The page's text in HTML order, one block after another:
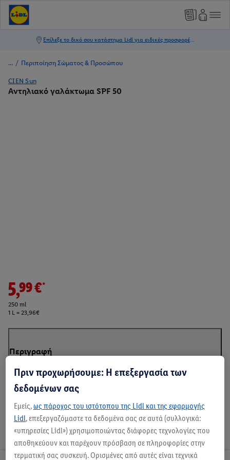
/ Περιποίηση Σώματος & Προσώπου
CIEN Sun
Αντηλιακό γαλάκτωμα SPF 50
5,99€*
250 ml
1 L = 23,96€
Περιγραφή
Πριν προχωρήσουμε: Η επεξεργασία των
δεδομένων σας
Εμείς,ως πάροχος του ιστότοπου της Lidl και της εφαρμογής
Lidl, επεξεργαζόμαστε τα δεδομένα σας σε αυτά (συλλογικά:
«υπηρεσίες Lidl») χρησιμοποιώντας διάφορες τεχνολογίες που
αποθηκεύουν και παρέχουν πρόσβαση σε πληροφορίες στην
τερματική σας συσκευή. Ορισμένες από αυτές είναι τεχνικά